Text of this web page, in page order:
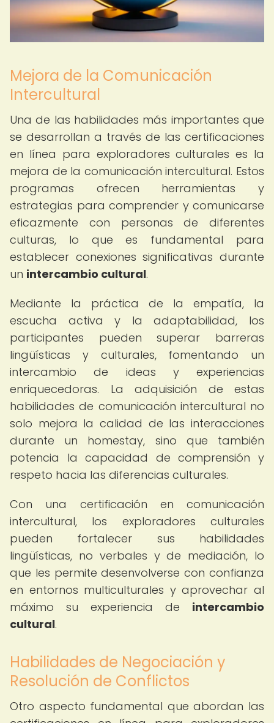
Mejora de la Comunicación
Intercultural
Una de las habilidades más importantes que
se desarrollan a través de las certificaciones
en línea para exploradores culturales es la
mejora de la comunicación intercultural. Estos
programas ofrecen herramientas y
estrategias para comprender y comunicarse
eficazmente con personas de diferentes
culturas, lo que es fundamental para
establecer conexiones significativas durante
un intercambio cultural.
Mediante la práctica de la empatía, la
escucha activa y la adaptabilidad, los
participantes pueden superar barreras
lingüísticas y culturales, fomentando un
intercambio de ideas y experiencias
enriquecedoras. La adquisición de estas
habilidades de comunicación intercultural no
solo mejora la calidad de las interacciones
durante un homestay, sino que también
potencia la capacidad de comprensión y
respeto hacia las diferencias culturales.
Con una certificación en comunicación
intercultural, los exploradores culturales
pueden fortalecer sus habilidades
lingüísticas, no verbales y de mediación, lo
que les permite desenvolverse con confianza
en entornos multiculturales y aprovechar al
máximo su experiencia de intercambio
cultural.
Habilidades de Negociación y
Resolución de Conflictos
Otro aspecto fundamental que abordan las